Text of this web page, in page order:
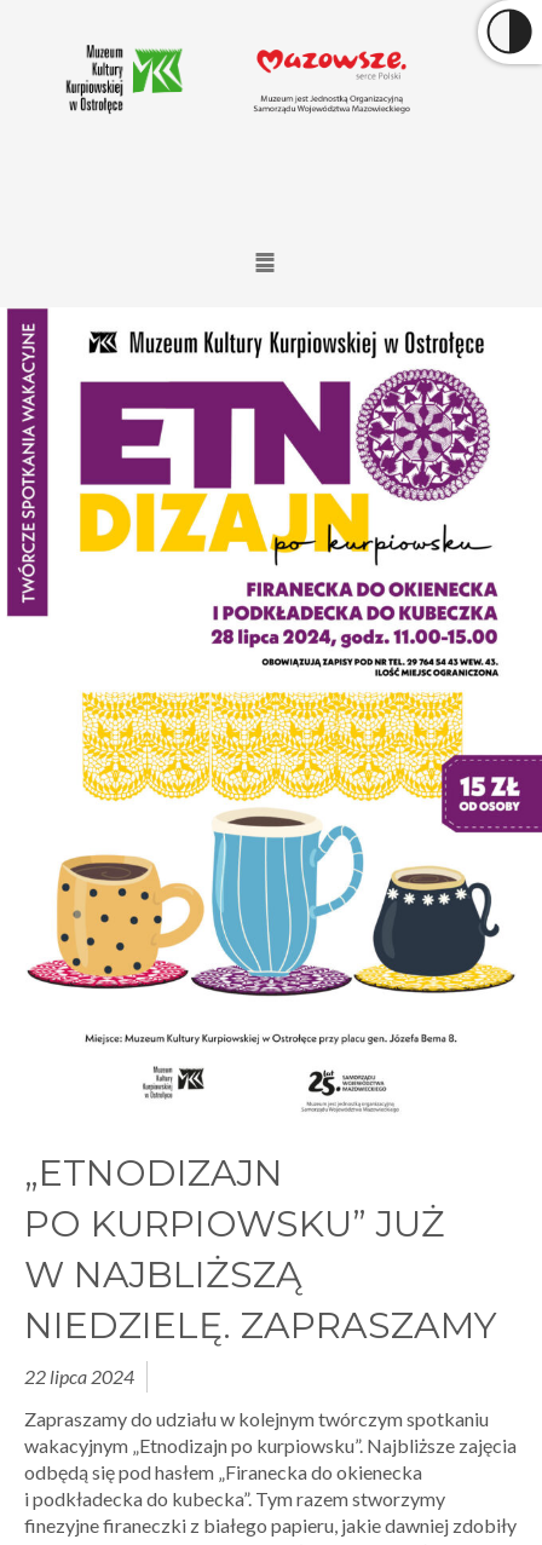
„ETNODIZAJN
PO KURPIOWSKU” JUŻ
W NAJBLIŻSZĄ
NIEDZIELĘ. ZAPRASZAMY
22 lipca 2024
Zapraszamy do udziału w kolejnym twórczym spotkaniu
wakacyjnym „Etnodizajn po kurpiowsku”. Najbliższe zajęcia
odbędą się pod hasłem „Firanecka do okienecka
i podkładecka do kubecka”. Tym razem stworzymy
finezyjne firaneczki z białego papieru, jakie dawniej zdobiły